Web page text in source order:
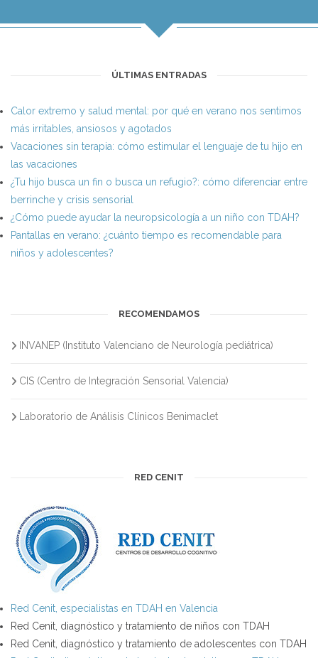
ÚLTIMAS ENTRADAS
Calor extremo y salud mental: por qué en verano nos sentimos
más irritables, ansiosos y agotados
Vacaciones sin terapia: cómo estimular el lenguaje de tu hijo en
las vacaciones
¿Tu hijo busca un fin o busca un refugio?: cómo diferenciar entre
berrinche y crisis sensorial
¿Cómo puede ayudar la neuropsicología a un niño con TDAH?
Pantallas en verano: ¿cuánto tiempo es recomendable para
niños y adolescentes?
RECOMENDAMOS
INVANEP (Instituto Valenciano de Neurología pediátrica)
CIS (Centro de Integración Sensorial Valencia)
Laboratorio de Análisis Clínicos Benimaclet
RED CENIT
Red Cenit, especialistas en TDAH en Valencia
Red Cenit, diagnóstico y tratamiento de niños con TDAH
Red Cenit, diagnóstico y tratamiento de adolescentes con TDAH